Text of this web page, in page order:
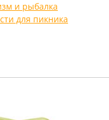
и рыбалка
для пикника